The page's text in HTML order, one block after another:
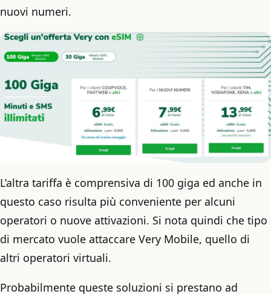
nuovi numeri.
L’altra tariffa è comprensiva di 100 giga ed anche in
questo caso risulta più conveniente per alcuni
operatori o nuove attivazioni. Si nota quindi che tipo
di mercato vuole attaccare Very Mobile, quello di
altri operatori virtuali.
Probabilmente queste soluzioni si prestano ad